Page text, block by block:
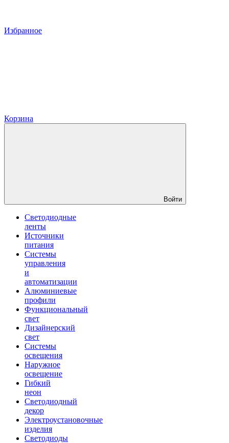
Избранное
Корзина
Войти
Светодиодные
ленты
Источники
питания
Системы
управления
и
автоматизации
Алюминиевые
профили
Функциональный
свет
Дизайнерский
свет
Системы
освещения
Наружное
освещение
Гибкий
неон
Светодиодный
декор
Электроустановочные
изделия
Светодиоды